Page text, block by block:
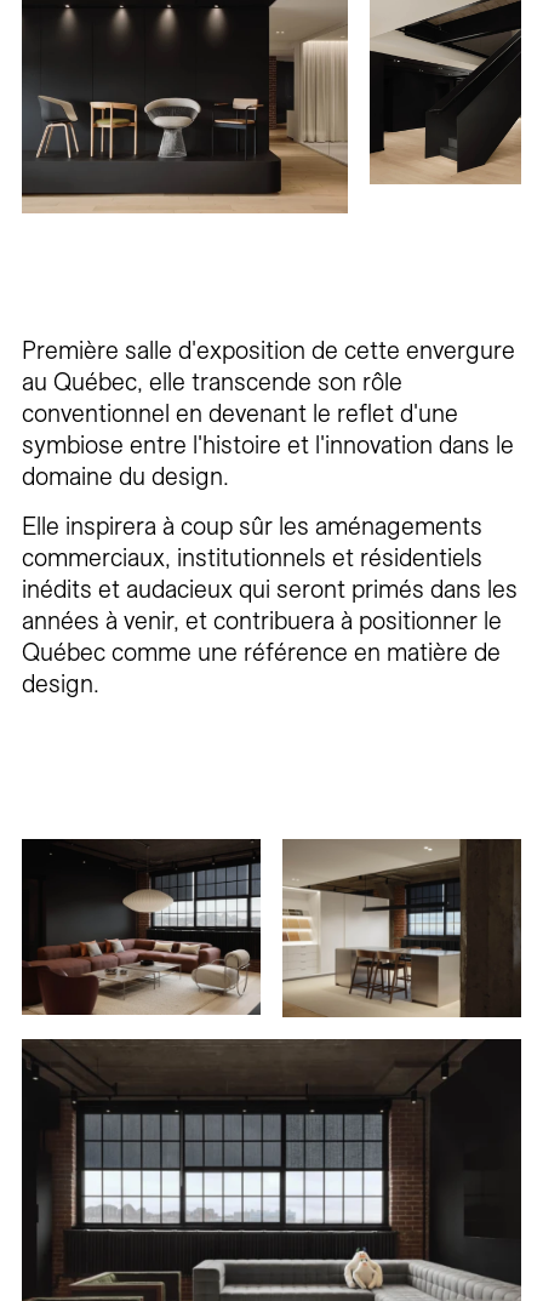
Première salle d'exposition de cette envergure
au Québec, elle transcende son rôle
conventionnel en devenant le reflet d'une
symbiose entre l'histoire et l'innovation dans le
domaine du design.
Elle inspirera à coup sûr les aménagements
commerciaux, institutionnels et résidentiels
inédits et audacieux qui seront primés dans les
années à venir, et contribuera à positionner le
Québec comme une référence en matière de
design.